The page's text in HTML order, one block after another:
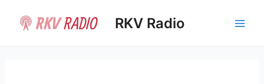
contenido
RKV Radio